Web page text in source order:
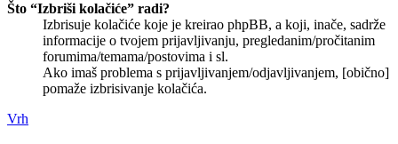
Što “Izbriši kolačiće” radi?
Izbrisuje kolačiće koje je kreirao phpBB, a koji, inače, sadrže
informacije o tvojem prijavljivanju, pregledanim/pročitanim
forumima/temama/postovima i sl.
Ako imaš problema s prijavljivanjem/odjavljivanjem, [obično]
pomaže izbrisivanje kolačića.
Vrh